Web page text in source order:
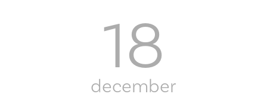
18
december